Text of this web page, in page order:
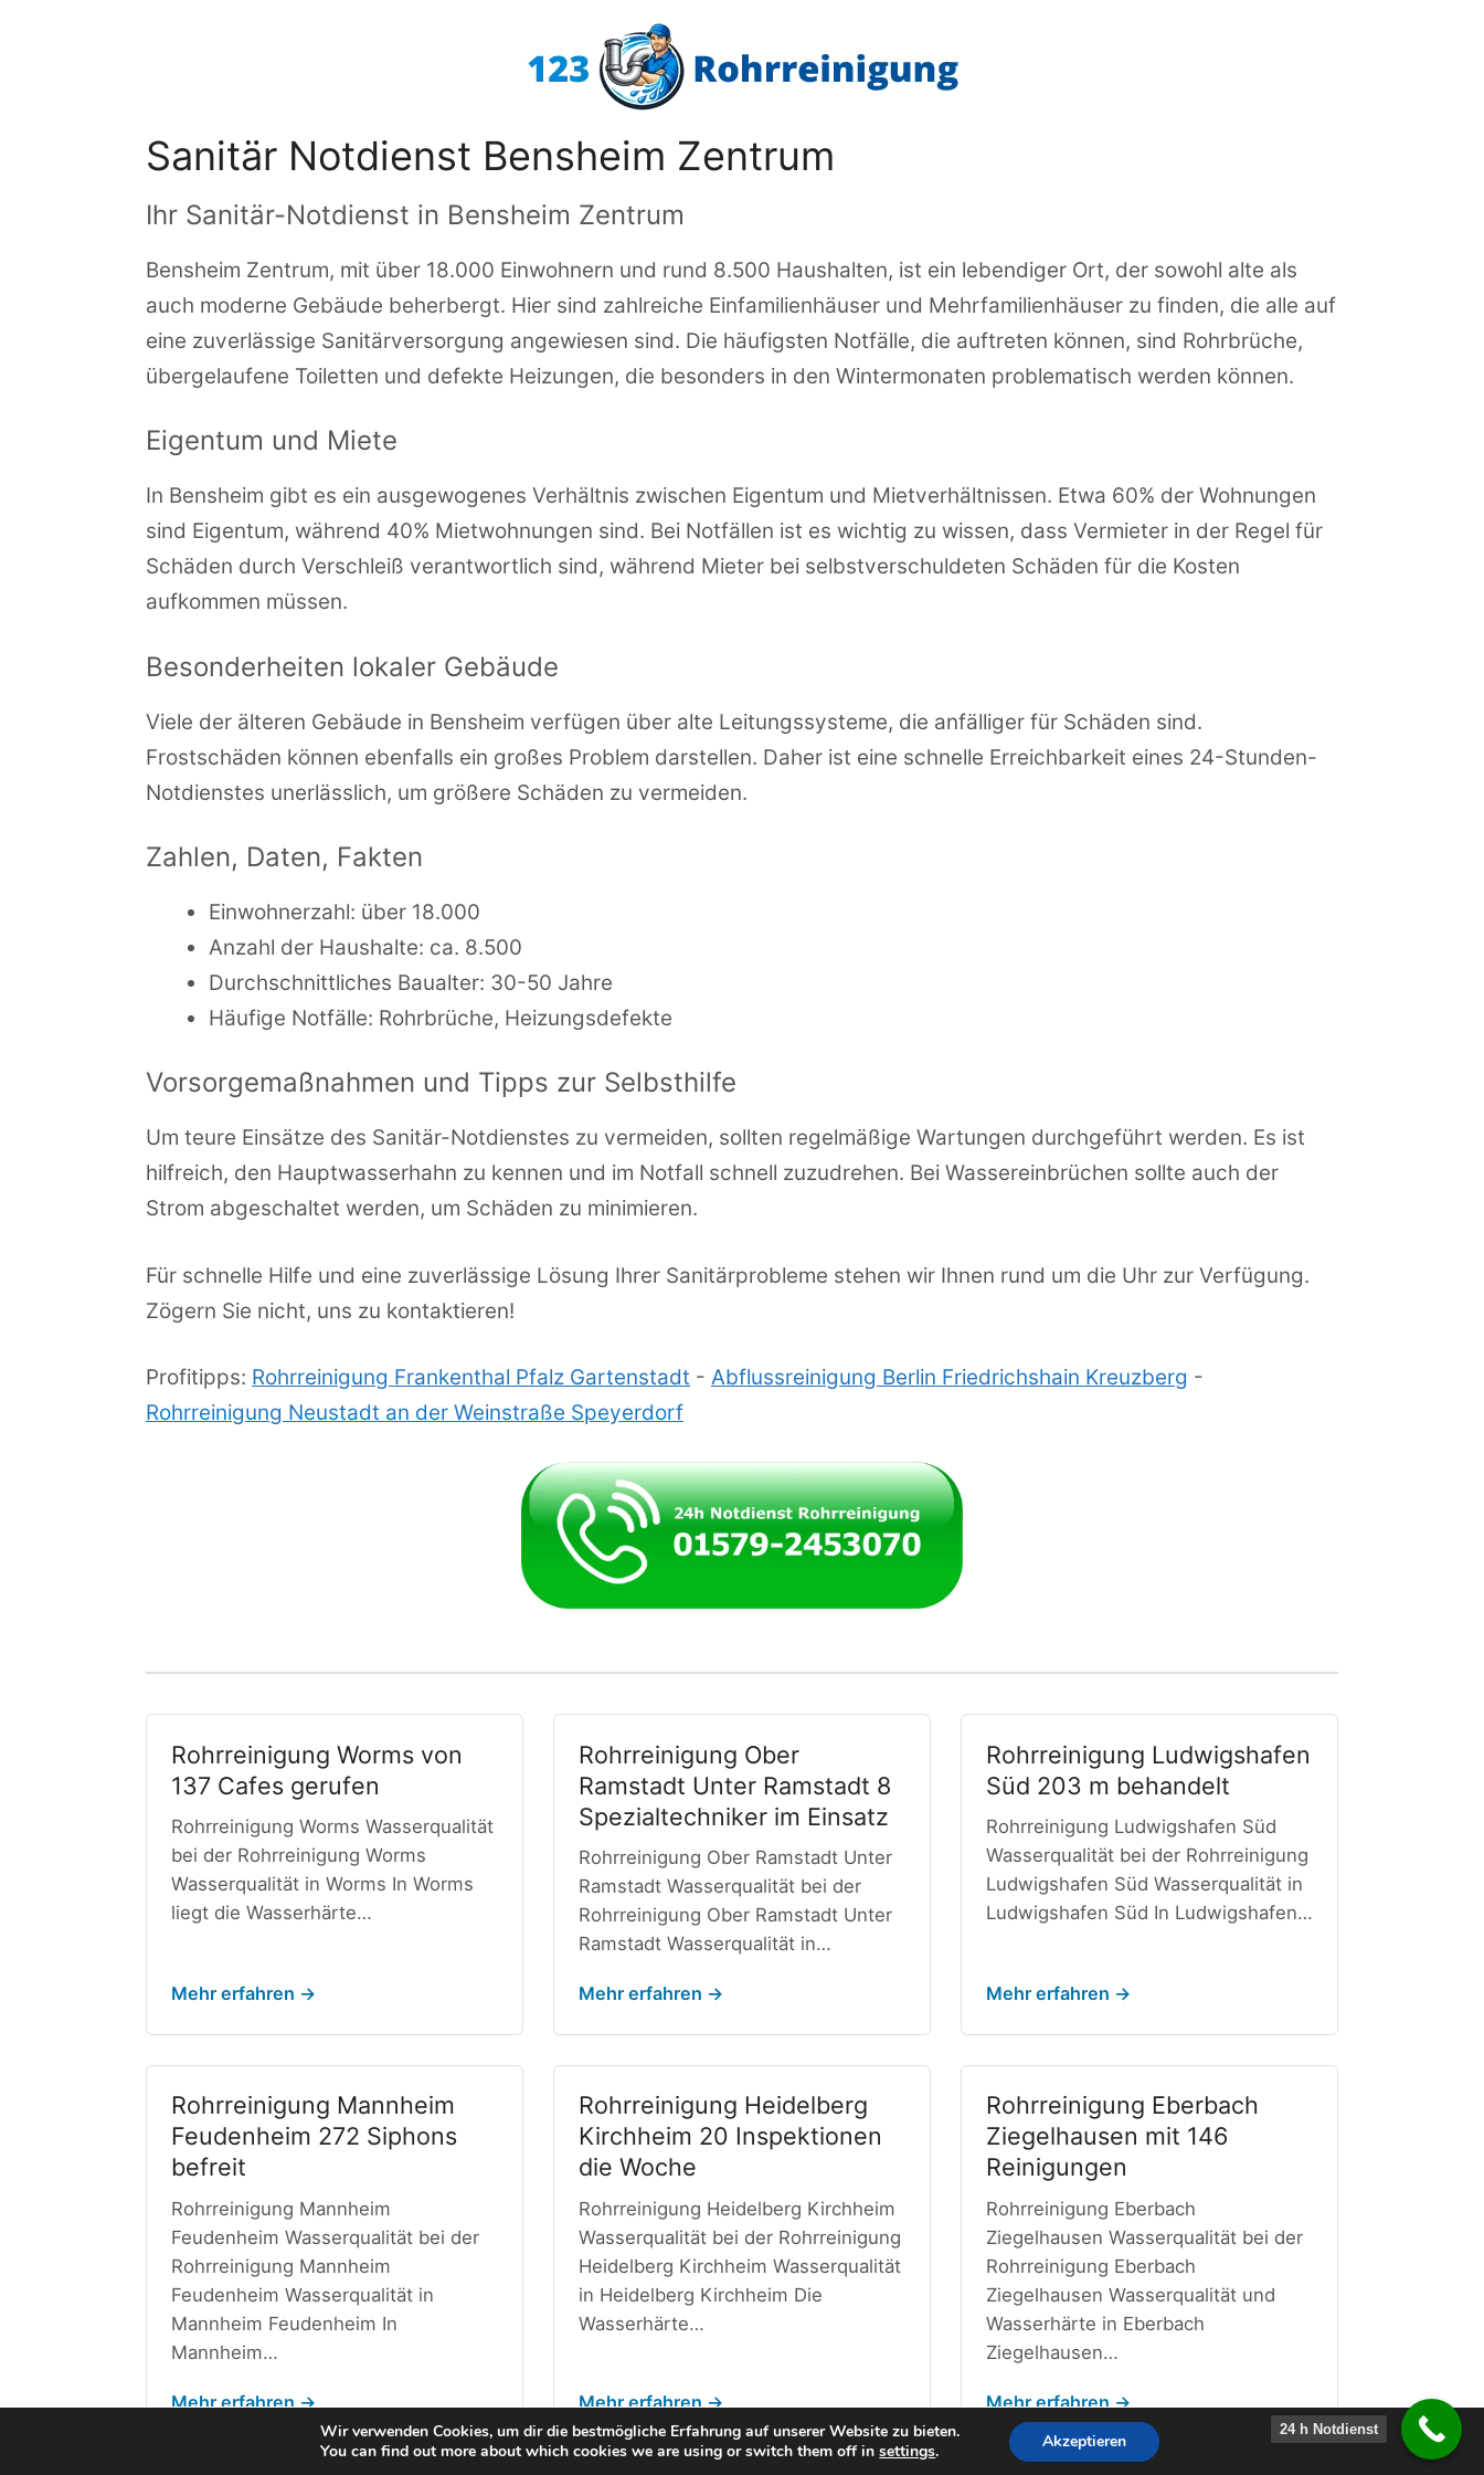
Sanitär Notdienst Bensheim Zentrum
Ihr Sanitär-Notdienst in Bensheim Zentrum
Bensheim Zentrum, mit über 18.000 Einwohnern und rund 8.500 Haushalten, ist ein lebendiger Ort, der sowohl alte als
auch moderne Gebäude beherbergt. Hier sind zahlreiche Einfamilienhäuser und Mehrfamilienhäuser zu finden, die alle auf
eine zuverlässige Sanitärversorgung angewiesen sind. Die häufigsten Notfälle, die auftreten können, sind Rohrbrüche,
übergelaufene Toiletten und defekte Heizungen, die besonders in den Wintermonaten problematisch werden können.
Eigentum und Miete
In Bensheim gibt es ein ausgewogenes Verhältnis zwischen Eigentum und Mietverhältnissen. Etwa 60% der Wohnungen
sind Eigentum, während 40% Mietwohnungen sind. Bei Notfällen ist es wichtig zu wissen, dass Vermieter in der Regel für
Schäden durch Verschleiß verantwortlich sind, während Mieter bei selbstverschuldeten Schäden für die Kosten
aufkommen müssen.
Besonderheiten lokaler Gebäude
Viele der älteren Gebäude in Bensheim verfügen über alte Leitungssysteme, die anfälliger für Schäden sind.
Frostschäden können ebenfalls ein großes Problem darstellen. Daher ist eine schnelle Erreichbarkeit eines 24-Stunden-
Notdienstes unerlässlich, um größere Schäden zu vermeiden.
Zahlen, Daten, Fakten
Einwohnerzahl: über 18.000
Anzahl der Haushalte: ca. 8.500
Durchschnittliches Baualter: 30-50 Jahre
Häufige Notfälle: Rohrbrüche, Heizungsdefekte
Vorsorgemaßnahmen und Tipps zur Selbsthilfe
Um teure Einsätze des Sanitär-Notdienstes zu vermeiden, sollten regelmäßige Wartungen durchgeführt werden. Es ist
hilfreich, den Hauptwasserhahn zu kennen und im Notfall schnell zuzudrehen. Bei Wassereinbrüchen sollte auch der
Strom abgeschaltet werden, um Schäden zu minimieren.
Für schnelle Hilfe und eine zuverlässige Lösung Ihrer Sanitärprobleme stehen wir Ihnen rund um die Uhr zur Verfügung.
Zögern Sie nicht, uns zu kontaktieren!
Profitipps: Rohrreinigung Frankenthal Pfalz Gartenstadt - Abflussreinigung Berlin Friedrichshain Kreuzberg -
Rohrreinigung Neustadt an der Weinstraße Speyerdorf
Rohrreinigung Worms von
137 Cafes gerufen
Rohrreinigung Worms Wasserqualität
bei der Rohrreinigung Worms
Wasserqualität in Worms In Worms
liegt die Wasserhärte…
Mehr erfahren →
Rohrreinigung Ober
Ramstadt Unter Ramstadt 8
Spezialtechniker im Einsatz
Rohrreinigung Ober Ramstadt Unter
Ramstadt Wasserqualität bei der
Rohrreinigung Ober Ramstadt Unter
Ramstadt Wasserqualität in…
Mehr erfahren →
Rohrreinigung Ludwigshafen
Süd 203 m behandelt
Rohrreinigung Ludwigshafen Süd
Wasserqualität bei der Rohrreinigung
Ludwigshafen Süd Wasserqualität in
Ludwigshafen Süd In Ludwigshafen…
Mehr erfahren →
Rohrreinigung Mannheim
Feudenheim 272 Siphons
befreit
Rohrreinigung Mannheim
Feudenheim Wasserqualität bei der
Rohrreinigung Mannheim
Feudenheim Wasserqualität in
Mannheim Feudenheim In
Mannheim…
Mehr erfahren →
Rohrreinigung Heidelberg
Kirchheim 20 Inspektionen
die Woche
Rohrreinigung Heidelberg Kirchheim
Wasserqualität bei der Rohrreinigung
Heidelberg Kirchheim Wasserqualität
in Heidelberg Kirchheim Die
Wasserhärte…
Mehr erfahren →
Rohrreinigung Eberbach
Ziegelhausen mit 146
Reinigungen
Rohrreinigung Eberbach
Ziegelhausen Wasserqualität bei der
Rohrreinigung Eberbach
Ziegelhausen Wasserqualität und
Wasserhärte in Eberbach
Ziegelhausen…
Mehr erfahren →
© 2026 123Rohrreinigung.de
Wir verwenden Cookies, um dir die bestmögliche Erfahrung auf unserer Website zu bieten.
You can find out more about which cookies we are using or switch them off insettings. Akzeptieren
24 h Notdienst